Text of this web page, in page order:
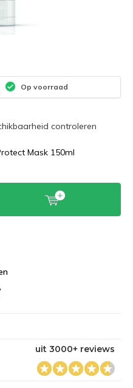
Op voorraad
controleren
Mask 150ml
uit 3000+ reviews